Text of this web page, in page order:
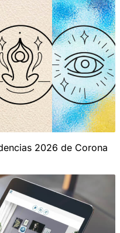
2026 de Corona